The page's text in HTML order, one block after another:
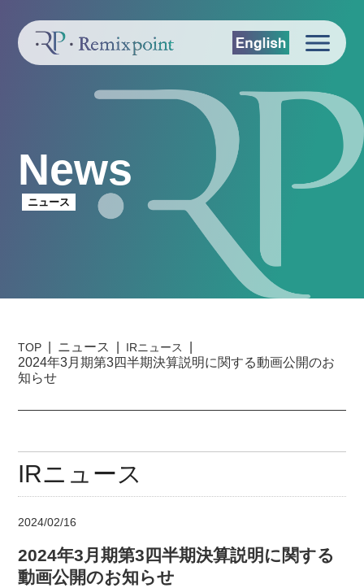
News
ニュース
TOP ニュース IRニュース
2024年3月期第3四半期決算説明に関する動画公開のお
知らせ
IRニュース
2024/02/16
2024年3月期第3四半期決算説明に関する
動画公開のお知らせ